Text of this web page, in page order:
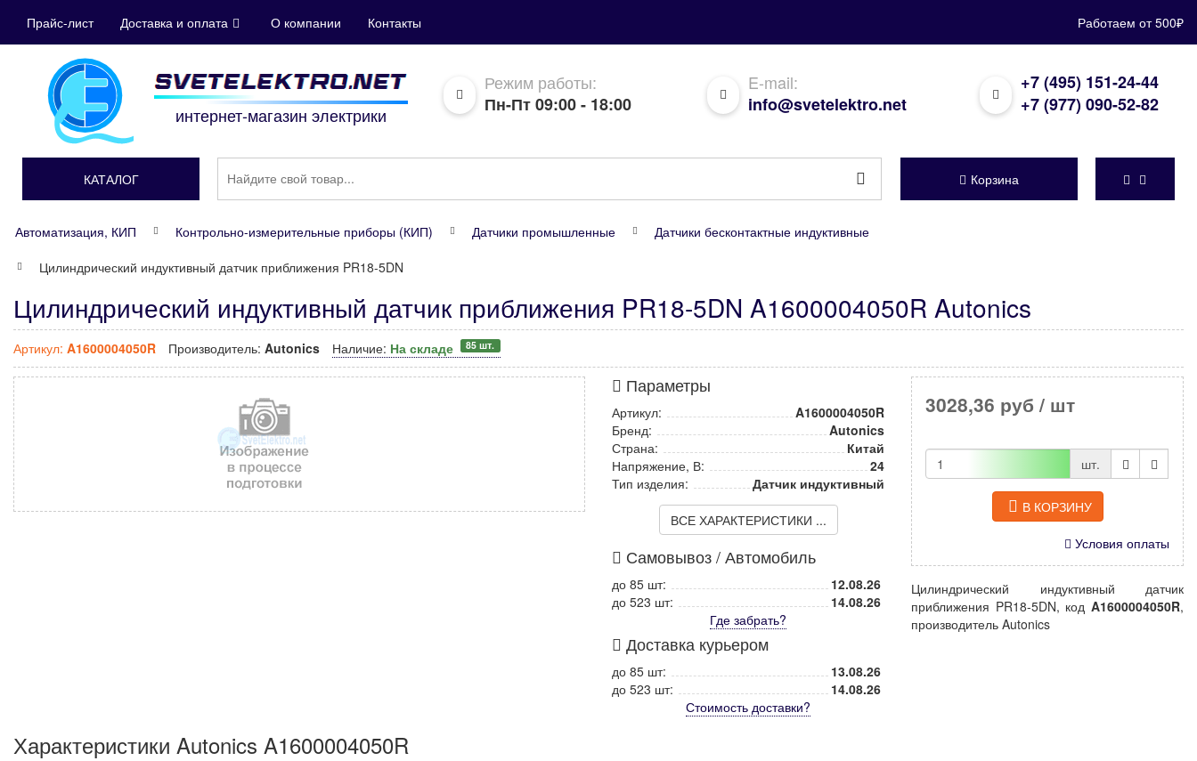
Прайс-лист Доставка и оплата О компании Контакты Работаем от 500₽
интернет-магазин электрики
Режим работы:
Пн-Пт 09:00 - 18:00
E-mail:
info@svetelektro.net
+7 (495) 151-24-44
+7 (977) 090-52-82
КАТАЛОГ Корзина
Автоматизация, КИП Контрольно-измерительные приборы (КИП) Датчики промышленные
Датчики бесконтактные индуктивные
Цилиндрический индуктивный датчик приближения PR18-5DN
Цилиндрический индуктивный датчик приближения PR18-5DN A1600004050R Autonics
Артикул: A1600004050R Производитель: Autonics Наличие: На складе 85 шт.
Параметры
Артикул:
A1600004050R
Бренд:
Autonics
Страна:
Китай
Напряжение, В:
24
Тип изделия:
Датчик индуктивный
ВСЕ ХАРАКТЕРИСТИКИ ...
Самовывоз / Автомобиль
до 85 шт:
12.08.26
до 523 шт:
14.08.26
Где забрать?
Доставка курьером
до 85 шт:
13.08.26
до 523 шт:
14.08.26
Стоимость доставки?
3028,36 руб / шт
шт.
В КОРЗИНУ
Условия оплаты
Цилиндрический индуктивный датчик
приближения PR18-5DN, код A1600004050R,
производитель Autonics
Характеристики Autonics A1600004050R